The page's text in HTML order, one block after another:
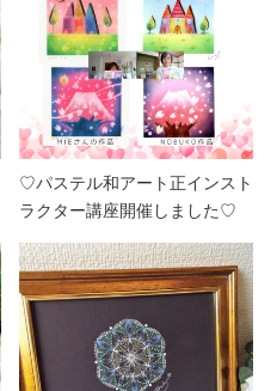
♡パステル和アート正インスト
ラクター講座開催しました♡